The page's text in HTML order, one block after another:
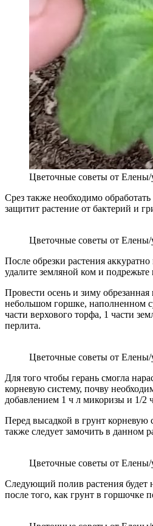
Цветочные советы от Елены/
Срез также необходимо
защитит растение от бактерий и
Цветочные советы от Елены/
После обрезки растения
удалите земляной ком и подрежьте
Провести осень и зиму обрезанная
небольшом горшке, наполненном
части верхового торфа, 1 части
перлита.
Цветочные советы от Елены/
Для того чтобы герань смогла
корневую систему, почву
добавлением 1 ч л микоризы и 1/2
Перед высадкой в грунт корневую
также следует замочить в данном
Цветочные советы от Елены/
Следующий полив растения будет
после того, как грунт в горшочке